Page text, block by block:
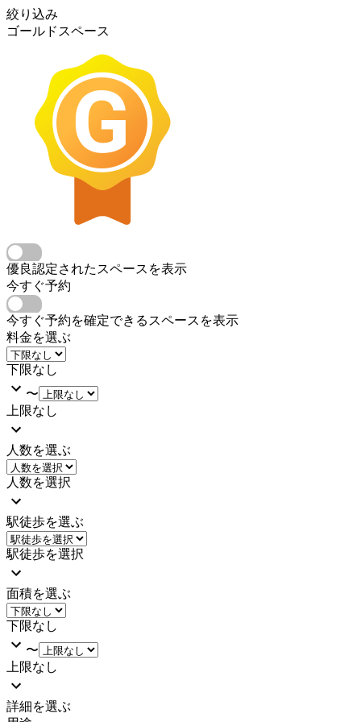
絞り込み
ゴールドスペース
優良認定されたスペースを表示
今すぐ予約
今すぐ予約を確定できるスペースを表示
料金を選ぶ
下限なし
〜
上限なし
人数を選ぶ
人数を選択
駅徒歩を選ぶ
駅徒歩を選択
面積を選ぶ
下限なし
〜
上限なし
詳細を選ぶ